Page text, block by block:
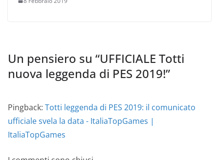
Un pensiero su “UFFICIALE Totti
nuova leggenda di PES 2019!”
Pingback: Totti leggenda di PES 2019: il comunicato
ufficiale svela la data - ItaliaTopGames |
ItaliaTopGames